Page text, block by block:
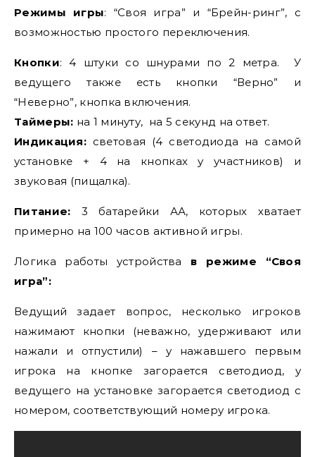
Режимы игры: “Своя игра” и “Брейн-ринг”, с
возможностью простого переключения.
Кнопки: 4 штуки со шнурами по 2 метра. У
ведущего также есть кнопки “Верно” и
“Неверно”, кнопка включения.
Таймеры: на 1 минуту, на 5 секунд на ответ.
Индикация: световая (4 светодиода на самой
установке + 4 на кнопках у участников) и
звуковая (пищалка).
Питание: 3 батарейки АА, которых хватает
примерно на 100 часов активной игры.
Логика работы устройства в режиме “Своя
игра”:
Ведущий задает вопрос, несколько игроков
нажимают кнопки (неважно, удерживают или
нажали и отпустили) – у нажавшего первым
игрока на кнопке загорается светодиод, у
ведущего на установке загорается светодиод с
номером, соответствующий номеру игрока.